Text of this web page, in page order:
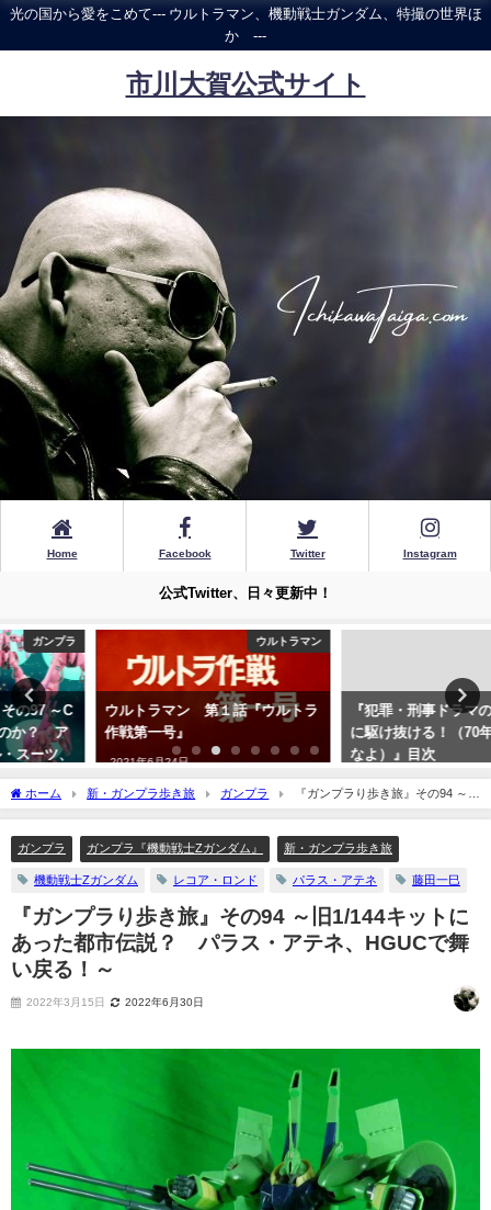
光の国から愛をこめて--- ウルトラマン、機動戦士ガンダム、特撮の世界ほ
か ---
市川大賀公式サイト
Home Facebook Twitter Instagram
公式Twitter、日々更新中！
ウルトラマン 第１話『ウルトラ
作戦第一号』
2021年6月24日
『犯罪・刑事ドラマの50年を一気
に駆け抜ける！（70年代をナメる
なよ）』目次
ホーム 新・ガンプラ歩き旅 ガンプラ
『ガンプラり歩き旅』その94 ～旧
1/144キットにあった都市伝説？ パラス・アテネ、HGUCで舞い戻る！～
ガンプラ ガンプラ『機動戦士Zガンダム』 新・ガンプラ歩き旅
機動戦士Zガンダム レコア・ロンド パラス・アテネ 藤田一巳
『ガンプラり歩き旅』その94 ～旧1/144キットに
あった都市伝説？ パラス・アテネ、HGUCで舞
い戻る！～
2022年3月15日 2022年6月30日